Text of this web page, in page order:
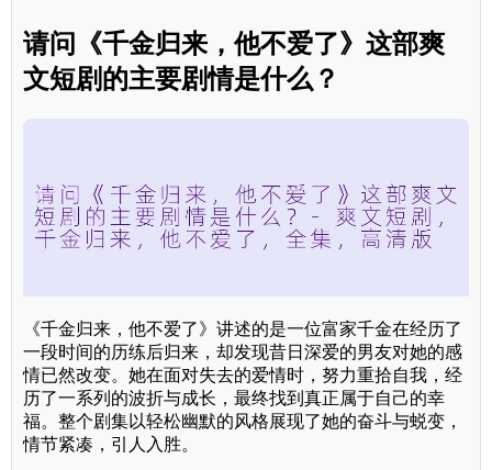
请问《千金归来，他不爱了》这部爽
文短剧的主要剧情是什么？
《千金归来，他不爱了》讲述的是一位富家千金在经历了
一段时间的历练后归来，却发现昔日深爱的男友对她的感
情已然改变。她在面对失去的爱情时，努力重拾自我，经
历了一系列的波折与成长，最终找到真正属于自己的幸
福。整个剧集以轻松幽默的风格展现了她的奋斗与蜕变，
情节紧凑，引人入胜。